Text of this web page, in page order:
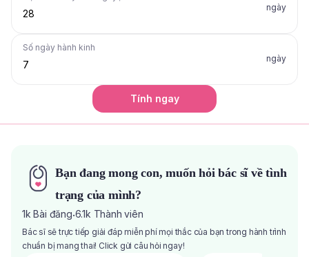
ngày
Số ngày hành kinh
ngày
Tính ngay
Bạn đang mong con, muốn hỏi bác sĩ về tình
trạng của mình?
1k Bài đăng·6.1k Thành viên
Bác sĩ sẽ trực tiếp giải đáp miễn phí mọi thắc của bạn trong hành trình
chuẩn bị mang thai! Click gửi câu hỏi ngay!